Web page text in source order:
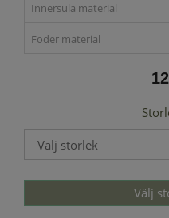
Innersula material
Foder material
Välj